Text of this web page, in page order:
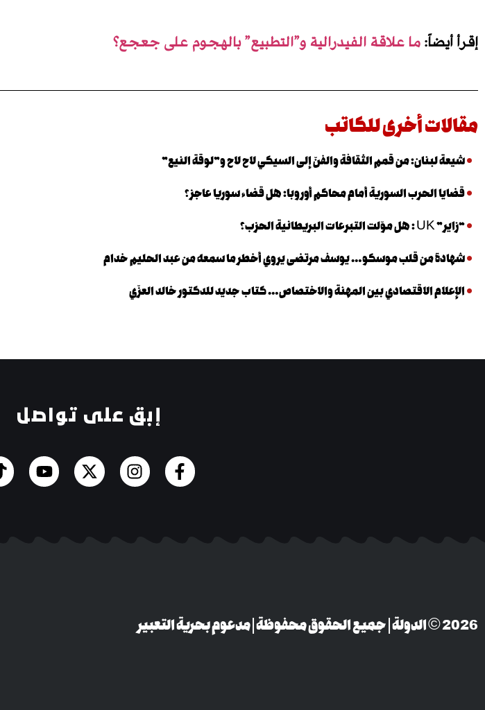
إقرأ أيضاً:ما علاقة الفيدرالية و”التطبيع” بالهجوم على جعجع؟
مقالات أخرى للكاتب
شيعة لبنان: من قمم الثقافة والفنّ إلى السيكي لاح لاح و”لوقة النيع”
قضايا الحرب السورية أمام محاكم أوروبا: هل قضاء سوريا عاجز؟
“زاير” UK : هل موّلت التبرعات البريطانية الحزب؟
شهادة من قلب موسكو… يوسف مرتضى يروي أخطر ما سمعه من عبد الحليم خدام
الإعلام الاقتصادي بين المهنة والاختصاص… كتاب جديد للدكتور خالد العزّي
إبق على تواصل
‎© 2026 الدولة | جميع الحقوق محفوظة | مدعوم بحرية التعبير